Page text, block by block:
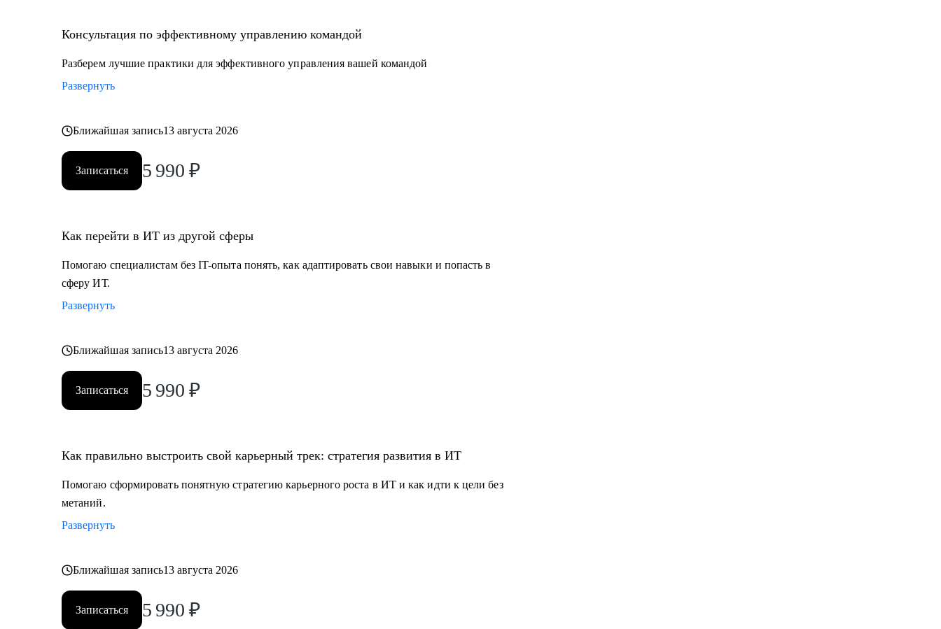
команду.
на проектах. А если ты новичок и только определяешься с выбором, я проведу для тебя обзор на
Консультация по эффективному управлению командой
Разберем лучшие практики для эффективного управления вашей командой
Развернуть
Ближайшая запись13 августа 2026
Записаться 5 990 ₽
Как перейти в ИТ из другой сферы
Помогаю специалистам без IT-опыта понять, как адаптировать свои навыки и попасть в
сферу ИТ.
Развернуть
Ближайшая запись13 августа 2026
Записаться 5 990 ₽
Как правильно выстроить свой карьерный трек: стратегия развития в ИТ
Помогаю сформировать понятную стратегию карьерного роста в ИТ и как идти к цели без
метаний.
Развернуть
Ближайшая запись13 августа 2026
Записаться 5 990 ₽